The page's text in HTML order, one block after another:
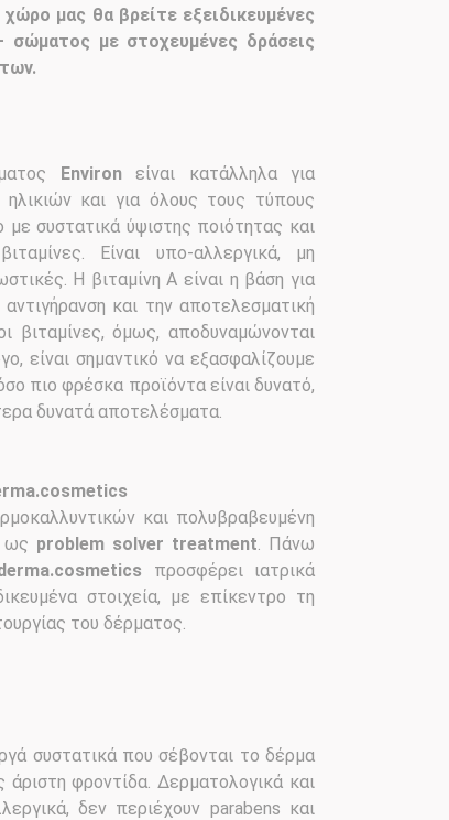
μας θα βρείτε εξειδικευμένες
με στοχευμένες δράσεις
Environείναι κατάλληλα για
και για όλους τους τύπους
συστατικά ύψιστης ποιότητας και
Είναι υπο-αλλεργικά, μη
Η βιταμίνη Α είναι η βάση για
και την αποτελεσματική
βιταμίνες, όμως, αποδυναμώνονται
είναι σημαντικό να εξασφαλίζουμε
πιο φρέσκα προϊόντα είναι δυνατό,
δυνατά αποτελέσματα.
και πολυβραβευμένη
ως problem solver treatment. Πάνω
προσφέρει ιατρικά
στοιχεία, με επίκεντρο τη
του δέρματος.
συστατικά που σέβονται το δέρμα
φροντίδα. Δερματολογικά και
δεν περιέχουν parabens και